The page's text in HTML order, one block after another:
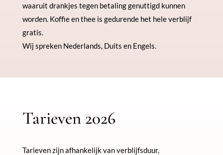
waaruit drankjes tegen betaling genuttigd kunnen
worden. Koffie en thee is gedurende het hele verblijf
gratis.
Wij spreken Nederlands, Duits en Engels.
Tarieven 2026
Tarieven zijn afhankelijk van verblijfsduur,